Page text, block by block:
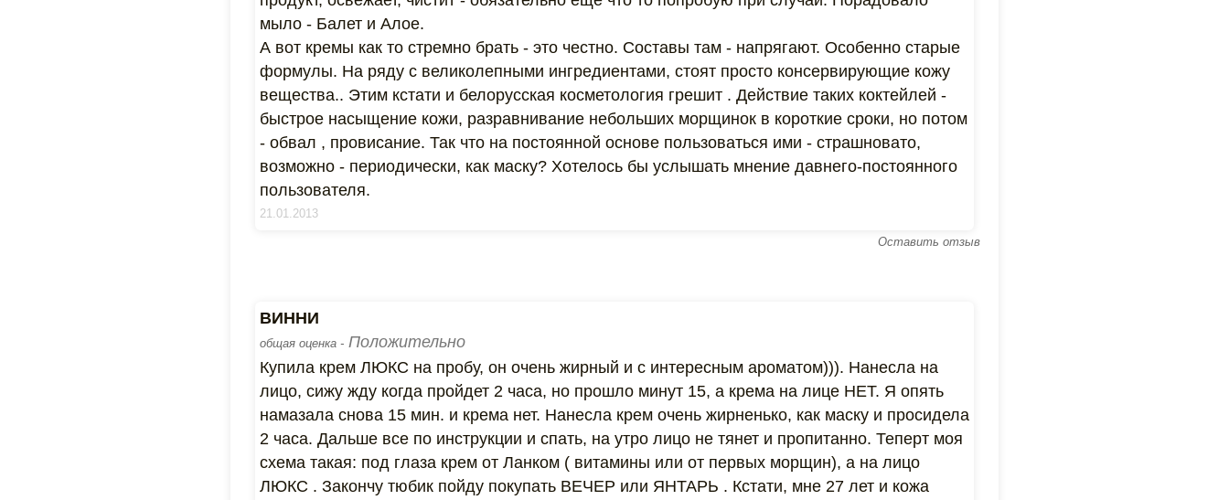
мыло - Балет и Алое.
А вот кремы как то стремно брать - это честно. Составы там - напрягают. Особенно старые
формулы. На ряду с великолепными ингредиентами, стоят просто консервирующие кожу
вещества.. Этим кстати и белорусская косметология грешит . Действие таких коктейлей -
быстрое насыщение кожи, разравнивание небольших морщинок в короткие сроки, но потом
- обвал , провисание. Так что на постоянной основе пользоваться ими - страшновато,
возможно - периодически, как маску? Хотелось бы услышать мнение давнего-постоянного
пользователя.
21.01.2013
Оставить отзыв
ВИННИ
общая оценка - Положительно
Купила крем ЛЮКС на пробу, он очень жирный и с интересным ароматом))). Нанесла на
лицо, сижу жду когда пройдет 2 часа, но прошло минут 15, а крема на лице НЕТ. Я опять
намазала снова 15 мин. и крема нет. Нанесла крем очень жирненько, как маску и просидела
2 часа. Дальше все по инструкции и спать, на утро лицо не тянет и пропитанно. Теперт моя
схема такая: под глаза крем от Ланком ( витамины или от первых морщин), а на лицо
ЛЮКС . Закончу тюбик пойду покупать ВЕЧЕР или ЯНТАРЬ . Кстати, мне 27 лет и кожа